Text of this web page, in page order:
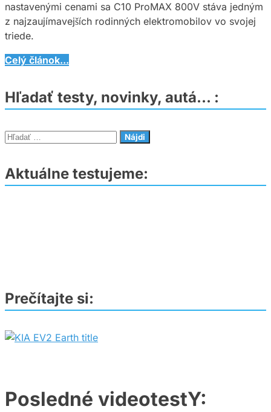
nastavenými cenami sa C10 ProMAX 800V stáva jedným
z najzaujímavejších rodinných elektromobilov vo svojej
triede.
Leapmotor
AWD
–
koní,
800
architektúra
Celý článok...
Hľadať testy, novinky, autá… :
Hľadať:
Aktuálne testujeme:
Prečítajte si:
Posledné videotestY: